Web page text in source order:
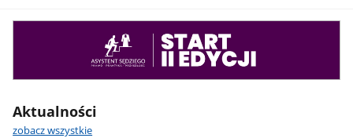
Aktualności
zobacz wszystkie